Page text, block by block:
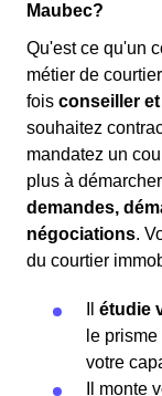
Maubec?
Qu'est ce qu'un
métier de
fois conseiller
souhaitez
mandatez un
plus à
demandes,
négociations.
du courtier
étudie
le
votre
Il monte